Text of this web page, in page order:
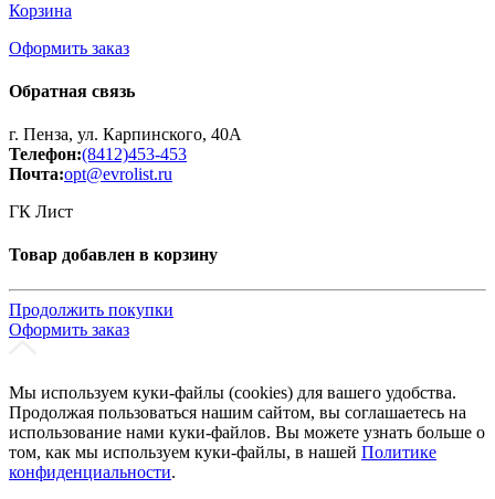
Корзина
Оформить заказ
Обратная связь
г. Пенза, ул. Карпинского, 40А
Телефон:(8412)453-453
Почта:opt@evrolist.ru
ГК Лист
Товар добавлен в корзину
Продолжить покупки
Оформить заказ
Мы используем куки-файлы (cookies) для вашего удобства.
Продолжая пользоваться нашим сайтом, вы соглашаетесь на
использование нами куки-файлов. Вы можете узнать больше о
том, как мы используем куки-файлы, в нашей Политике
конфиденциальности.